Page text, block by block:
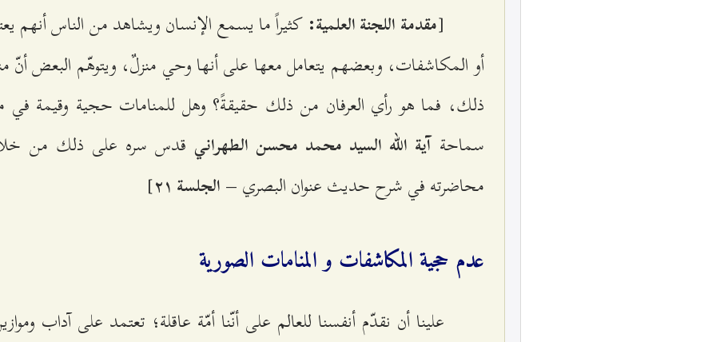
[مقدمة اللجنة العلمية: كثيراً ما يسمع الإنسان ويشاهد من الناس أنهم
أو المكاشفات، وبعضهم يتعامل معها على أنها وحي منزلٌ، ويتوهّم البعض أنّ
ذلك، فما هو رأي العرفان من ذلك حقيقةً؟ وهل للمنامات حجية وقيمة في
سماحةآية الله السيد محمد محسن الطهراني قدس سره على ذلك من
محاضرته في شرح حديث عنوان البصري –الجلسة ٢۱ ]
عدم حجية المكاشفات و المنامات الصورية
علينا أن نقدّم أنفسنا للعالم على أنّنا أمّة عاقلة؛ تعتمد على آداب